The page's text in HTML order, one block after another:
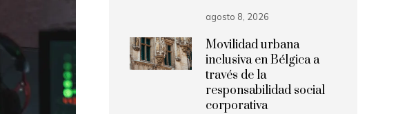
agosto 8, 2026
Movilidad urbana
inclusiva en Bélgica a
través de la
responsabilidad social
corporativa